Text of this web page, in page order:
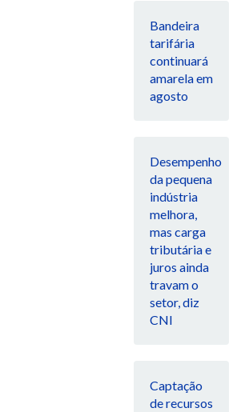
Bandeira
tarifária
continuará
amarela em
agosto
Desempenho
da pequena
indústria
melhora,
mas carga
tributária e
juros ainda
travam o
setor, diz
CNI
Captação
de recursos